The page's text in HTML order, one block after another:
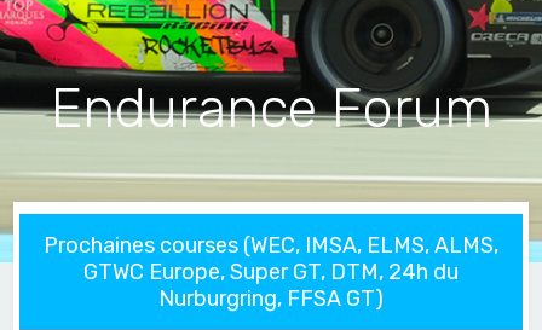
Endurance Forum
Prochaines courses (WEC, IMSA, ELMS, ALMS,
GTWC Europe, Super GT, DTM, 24h du
Nurburgring, FFSA GT)